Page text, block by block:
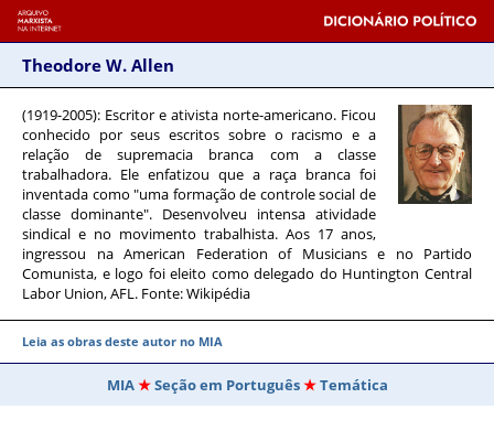
Theodore W. Allen
(1919-2005): Escritor e ativista norte-americano. Ficou
conhecido por seus escritos sobre o racismo e a
relação de supremacia branca com a classe
trabalhadora. Ele enfatizou que a raça branca foi
inventada como "uma formação de controle social de
classe dominante". Desenvolveu intensa atividade
sindical e no movimento trabalhista. Aos 17 anos,
ingressou na American Federation of Musicians e no Partido
Comunista, e logo foi eleito como delegado do Huntington Central
Labor Union, AFL. Fonte: Wikipédia
Leia as obras deste autor no MIA
MIA Seção em Português Temática